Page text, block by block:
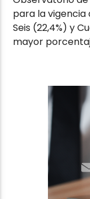
para la vigencia
Seis (22,4%) y
mayor